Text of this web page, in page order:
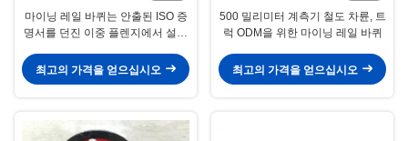
마이닝 레일 바퀴는 안출된 ISO 증
명서를 던진 이중 플렌지에서 설정
최고의 가격을 얻으십시오
500 밀리미터 계측기 철도 차륜, 트
럭 ODM을 위한 마이닝 레일 바퀴
최고의 가격을 얻으십시오